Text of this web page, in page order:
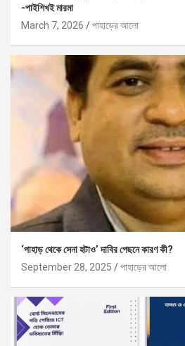
-পাইশিখই মারমা
March 7, 2026
পাহাড়ের আলো
‘পাহাড় থেকে সেনা হটাও’ দাবির পেছনে কারণ কী?
September 28, 2025
পাহাড়ের আলো